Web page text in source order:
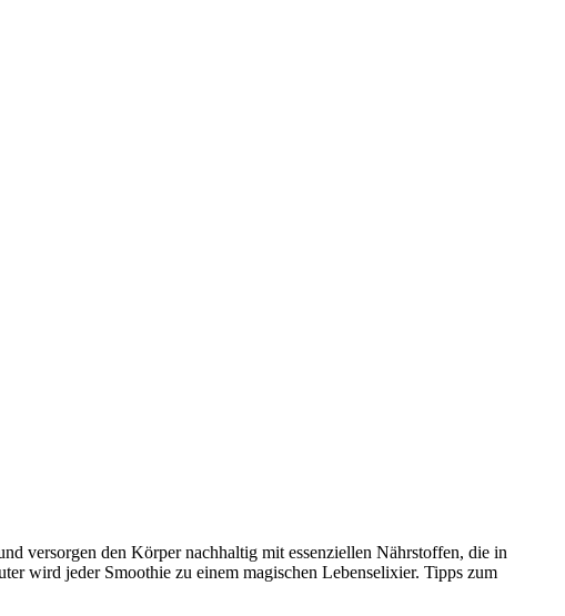
versorgen den Körper nachhaltig mit essenziellen Nährstoffen, die in
wird jeder Smoothie zu einem magischen Lebenselixier. Tipps zum